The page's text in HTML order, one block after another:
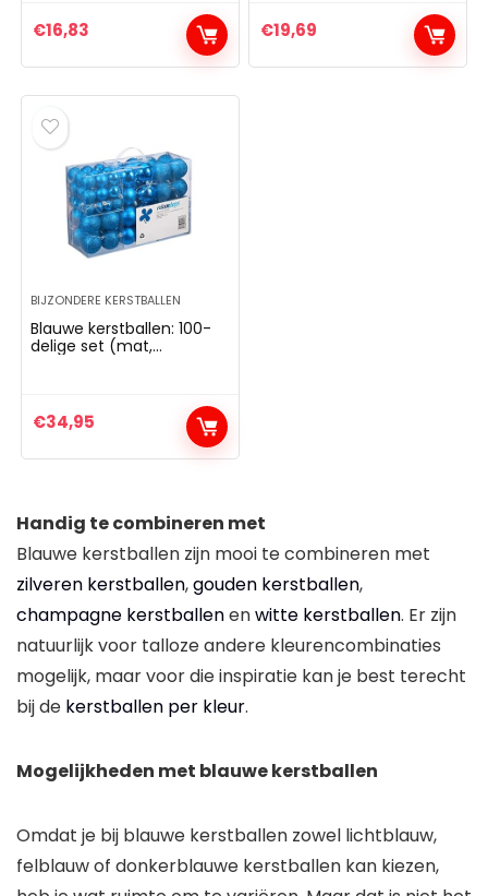
€16,83 €19,69
BIJZONDERE KERSTBALLEN
Blauwe kerstballen: 100-
delige set (mat,
€34,95
Handig te combineren met
Blauwe kerstballen zijn mooi te combineren met
zilveren kerstballen,gouden kerstballen,
champagne kerstballenenwitte kerstballen. Er zijn
natuurlijk voor talloze andere kleurencombinaties
mogelijk, maar voor die inspiratie kan je best terecht
bij de kerstballen per kleur.
Mogelijkheden met blauwe kerstballen
Omdat je bij blauwe kerstballen zowel lichtblauw,
felblauw of donkerblauwe kerstballen kan kiezen,